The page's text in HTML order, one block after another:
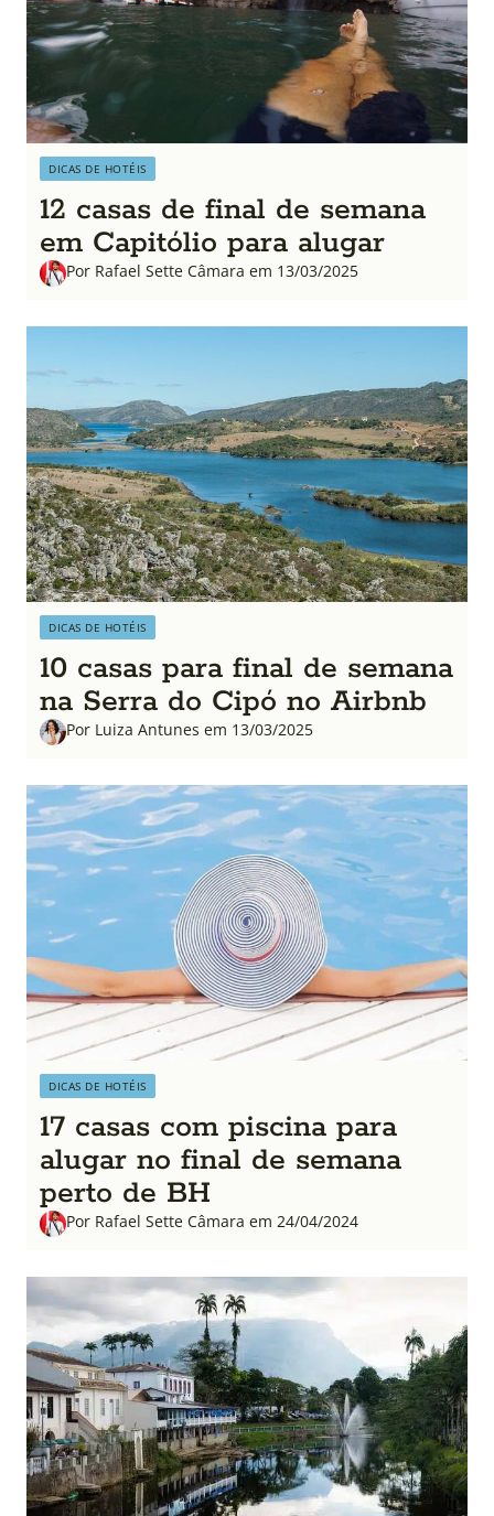
DICAS DE HOTÉIS
12 casas de final de semana
em Capitólio para alugar
Por Rafael Sette Câmara em 13/03/2025
DICAS DE HOTÉIS
10 casas para final de semana
na Serra do Cipó no Airbnb
Por Luiza Antunes em 13/03/2025
DICAS DE HOTÉIS
17 casas com piscina para
alugar no final de semana
perto de BH
Por Rafael Sette Câmara em 24/04/2024